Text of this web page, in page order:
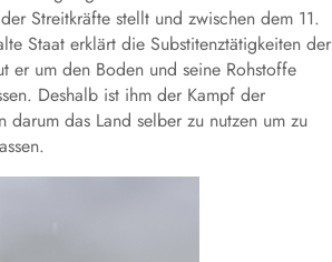
Streitkräfte stellt und zwischen dem 11.
Staat erklärt die Substitenztätigkeiten der
er um den Boden und seine Rohstoffe
Deshalb ist ihm der Kampf der
das Land selber zu nutzen um zu